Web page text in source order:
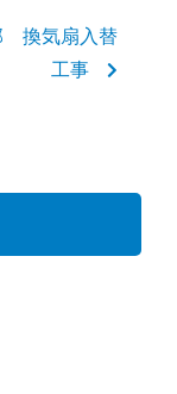
換気扇入替
工事